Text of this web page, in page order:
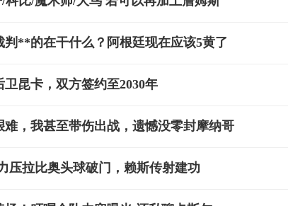
判**的在干什么？阿根廷现在应该5黄了
昆卡，双方签约至2030年
，我甚至带伤出战，遗憾没零封摩纳哥
压拉比奥头球破门，赖斯传射建功